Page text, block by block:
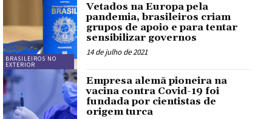
BRASILEIROS NO
EXTERIOR
Vetados na Europa pela
pandemia, brasileiros criam
grupos de apoio e para tentar
sensibilizar governos
14 de julho de 2021
Empresa alemã pioneira na
vacina contra Covid-19 foi
fundada por cientistas de
origem turca